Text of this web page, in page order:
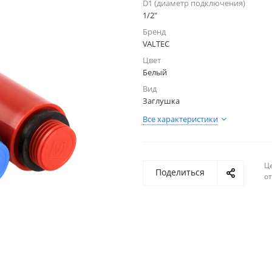
D1 (диаметр подключения)
1/2"
Бренд
VALTEC
Цвет
Белый
Вид
Заглушка
Все характеристики
Поделиться